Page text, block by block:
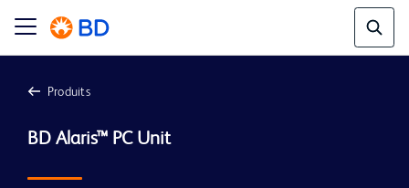
Produits
BD Alaris™ PC Unit